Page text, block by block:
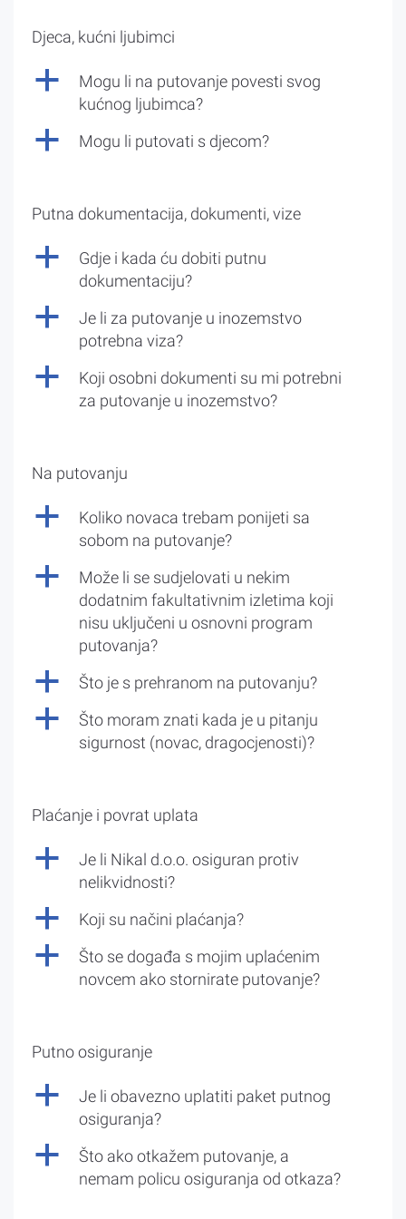
Djeca, kućni ljubimci
a
Mogu li na putovanje povesti svog
kućnog ljubimca?
a Mogu li putovati s djecom?
Putna dokumentacija, dokumenti, vize
a
Gdje i kada ću dobiti putnu
dokumentaciju?
a
Je li za putovanje u inozemstvo
potrebna viza?
a
Koji osobni dokumenti su mi potrebni
za putovanje u inozemstvo?
Na putovanju
a
Koliko novaca trebam ponijeti sa
sobom na putovanje?
a
Može li se sudjelovati u nekim
dodatnim fakultativnim izletima koji
nisu uključeni u osnovni program
putovanja?
a Što je s prehranom na putovanju?
a
Što moram znati kada je u pitanju
sigurnost (novac, dragocjenosti)?
Plaćanje i povrat uplata
a
Je li Nikal d.o.o. osiguran protiv
nelikvidnosti?
a Koji su načini plaćanja?
a
Što se događa s mojim uplaćenim
novcem ako stornirate putovanje?
Putno osiguranje
a
Je li obavezno uplatiti paket putnog
osiguranja?
a
Što ako otkažem putovanje, a
nemam policu osiguranja od otkaza?